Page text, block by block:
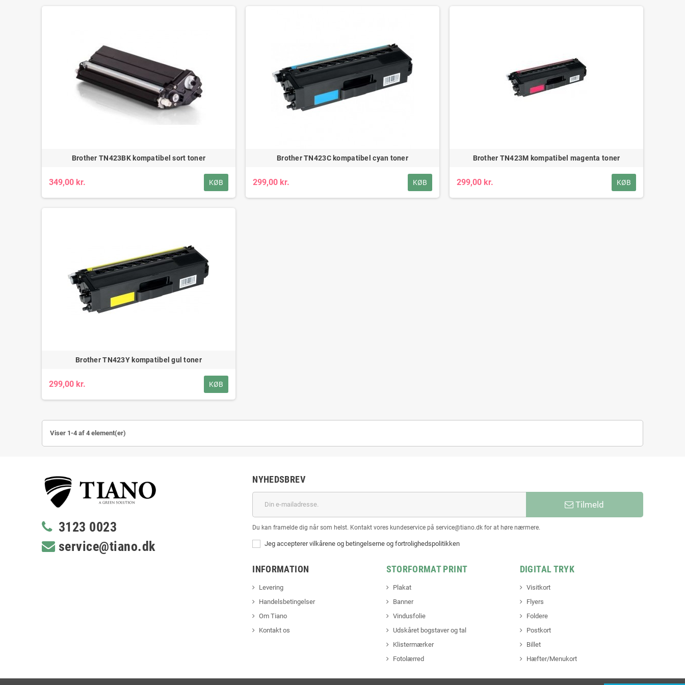
Brother TN423BK kompatibel sort toner
349,00 kr. KØB
Brother TN423C kompatibel cyan toner
299,00 kr. KØB
Brother TN423M kompatibel magenta toner
299,00 kr. KØB
Brother TN423Y kompatibel gul toner
299,00 kr. KØB
Viser 1-4 af 4 element(er)
3123 0023
service@tiano.dk
NYHEDSBREV
Tilmeld
Du kan framelde dig når som helst. Kontakt vores kundeservice på service@tiano.dk for at høre nærmere.
Jeg accepterer vilkårene og betingelserne og fortrolighedspolitikken
INFORMATION
Levering
Handelsbetingelser
Om Tiano
Kontakt os
STORFORMAT PRINT
Plakat
Banner
Vindusfolie
Udskåret bogstaver og tal
Klistermærker
Fotolærred
DIGITAL TRYK
Visitkort
Flyers
Foldere
Postkort
Billet
Hæfter/Menukort